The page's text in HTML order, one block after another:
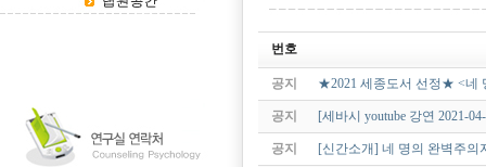
번호
공지 ★2021 세종도서 선정★ <네
공지 [세바시 youtube 강연 2021-
공지 [신간소개] 네 명의 완벽주의